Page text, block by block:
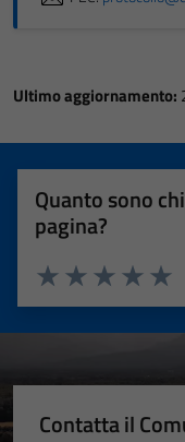
Ultimo aggiornamento:
Quanto sono
pagina?
Valuta
Valuta 3
Valuta 2 stelle
Valuta 1 stelle su 5
Contatta il